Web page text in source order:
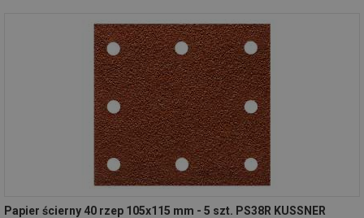
Papier ścierny 40 rzep 105x115 mm - 5 szt. PS38R KUSSNER